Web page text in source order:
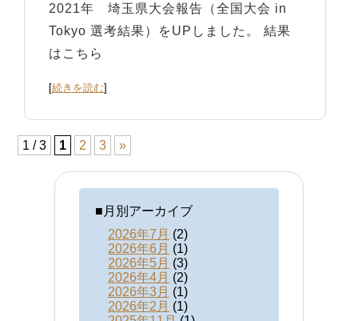
2021年 埼玉県大会報告（全国大会 in
Tokyo 選考結果）をUPしました。 結果
はこちら
[続きを読む]
1 / 3 1 2 3 »
■月別アーカイブ
2026年7月 (2)
2026年6月 (1)
2026年5月 (3)
2026年4月 (2)
2026年3月 (1)
2026年2月 (1)